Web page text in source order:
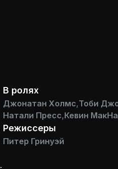
В ролях
Джонатан Холмс,Тоби
Натали Пресс,Кевин
Режиссеры
Питер Гринуэй